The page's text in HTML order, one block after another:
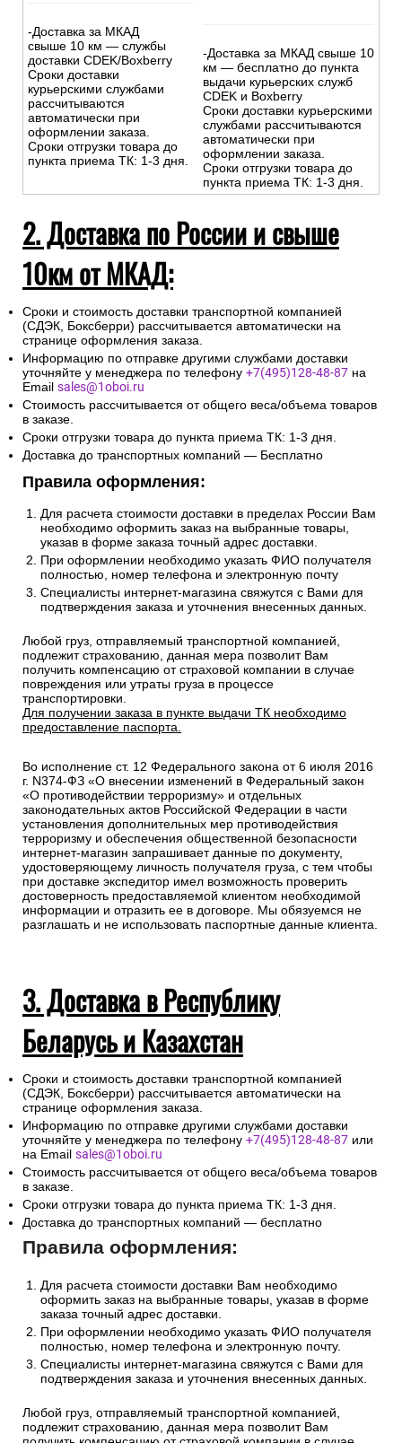
-Доставка за МКАД
свыше 10 км — службы
доставки CDEK/Boxberry
Сроки доставки
курьерскими службами
рассчитываются
автоматически при
оформлении заказа.
Сроки отгрузки товара до
пункта приема ТК: 1-3 дня.
-Доставка за МКАД свыше 10
км — бесплатно до пункта
выдачи курьерских служб
CDEK и Boxberry
Сроки доставки курьерскими
службами рассчитываются
автоматически при
оформлении заказа.
Сроки отгрузки товара до
пункта приема ТК: 1-3 дня.
2. Доставка по России и свыше
10км от МКАД:
Сроки и стоимость доставки транспортной компанией
(СДЭК, Боксберри) рассчитывается автоматически на
странице оформления заказа.
Информацию по отправке другими службами доставки
уточняйте у менеджера по телефону +7(495)128-48-87 на
Email sales@1oboi.ru
Стоимость рассчитывается от общего веса/объема товаров
в заказе.
Сроки отгрузки товара до пункта приема ТК: 1-3 дня.
Доставка до транспортных компаний — Бесплатно
Правила оформления:
Для расчета стоимости доставки в пределах России Вам
необходимо оформить заказ на выбранные товары,
указав в форме заказа точный адрес доставки.
При оформлении необходимо указать ФИО получателя
полностью, номер телефона и электронную почту
Специалисты интернет-магазина свяжутся с Вами для
подтверждения заказа и уточнения внесенных данных.
Любой груз, отправляемый транспортной компанией,
подлежит страхованию, данная мера позволит Вам
получить компенсацию от страховой компании в случае
повреждения или утраты груза в процессе
транспортировки.
Для получении заказа в пункте выдачи ТК необходимо
предоставление паспорта.
Во исполнение ст. 12 Федерального закона от 6 июля 2016
г. N374-ФЗ «О внесении изменений в Федеральный закон
«О противодействии терроризму» и отдельных
законодательных актов Российской Федерации в части
установления дополнительных мер противодействия
терроризму и обеспечения общественной безопасности
интернет-магазин запрашивает данные по документу,
удостоверяющему личность получателя груза, с тем чтобы
при доставке экспедитор имел возможность проверить
достоверность предоставляемой клиентом необходимой
информации и отразить ее в договоре. Мы обязуемся не
разглашать и не использовать паспортные данные клиента.
3. Доставка в Республику
Беларусь и Казахстан
Сроки и стоимость доставки транспортной компанией
(СДЭК, Боксберри) рассчитывается автоматически на
странице оформления заказа.
Информацию по отправке другими службами доставки
уточняйте у менеджера по телефону +7(495)128-48-87 или
на Email sales@1oboi.ru
Стоимость рассчитывается от общего веса/объема товаров
в заказе.
Сроки отгрузки товара до пункта приема ТК: 1-3 дня.
Доставка до транспортных компаний — бесплатно
Правила оформления:
Для расчета стоимости доставки Вам необходимо
оформить заказ на выбранные товары, указав в форме
заказа точный адрес доставки.
При оформлении необходимо указать ФИО получателя
полностью, номер телефона и электронную почту.
Специалисты интернет-магазина свяжутся с Вами для
подтверждения заказа и уточнения внесенных данных.
Любой груз, отправляемый транспортной компанией,
подлежит страхованию, данная мера позволит Вам